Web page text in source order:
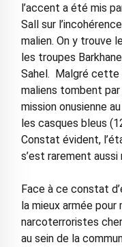
l’accent a été mis
Sall sur
malien. On y trouve
les troupes
Sahel. Malgré
maliens tombent par
mission onusienne
les casques bleus
Constat évident,
s’est rarement aussi
Face à ce constat
la mieux armée
narcoterroristes
au sein de la